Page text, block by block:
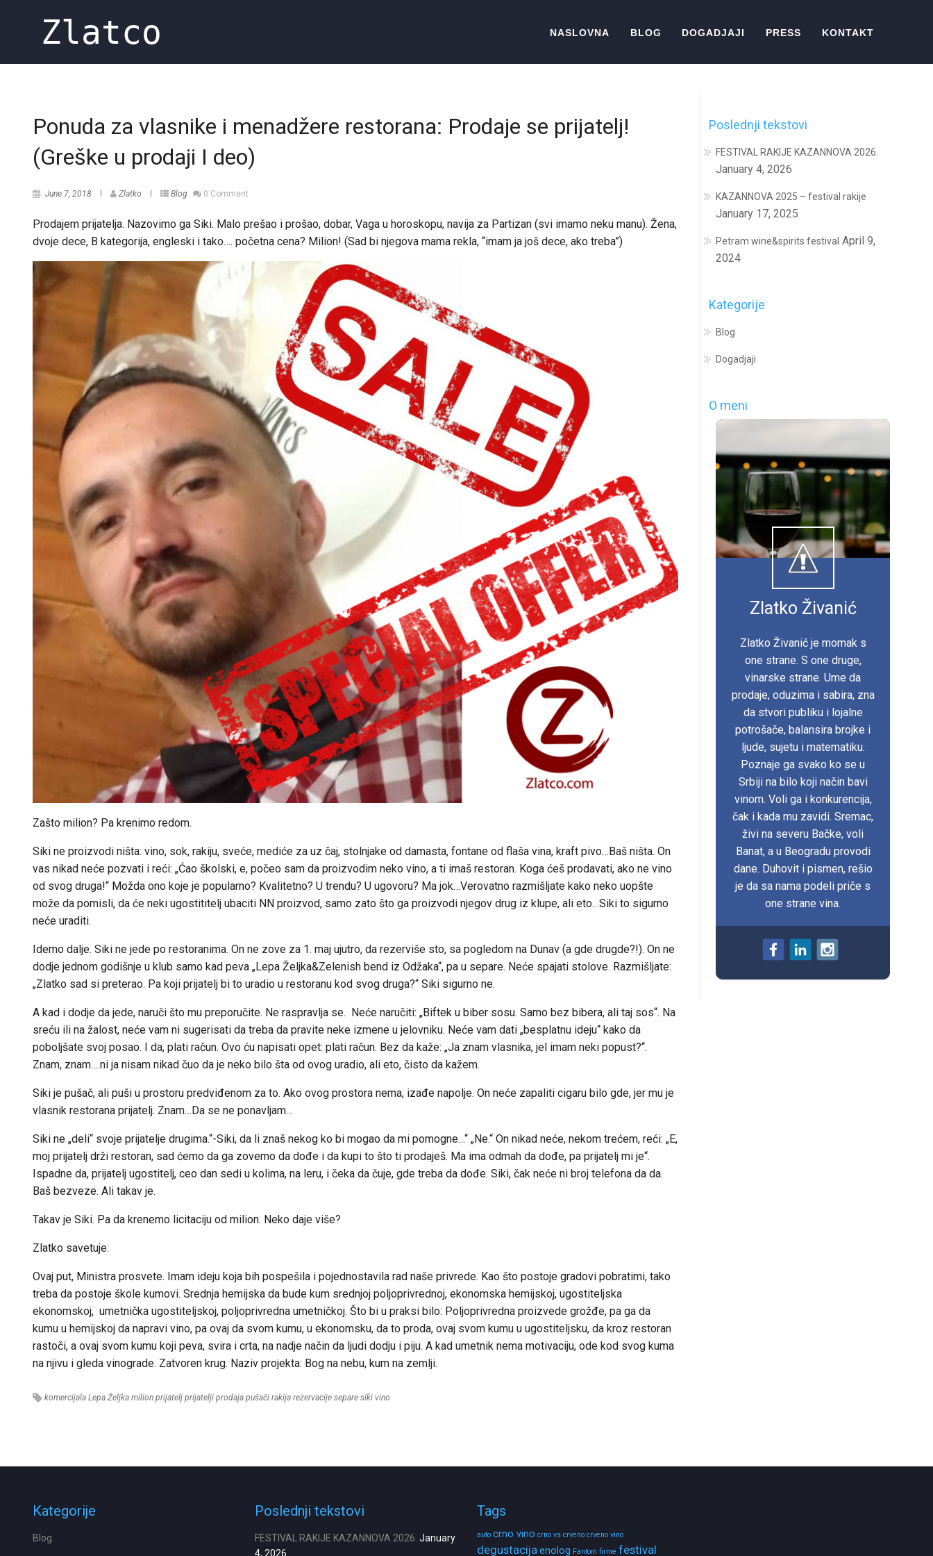
Zlatco NASLOVNA BLOG DOGADJAJI PRESS KONTAKT
Ponuda za vlasnike i menadžere restorana: Prodaje se prijatelj!
(Greške u prodaji I deo)
June 7, 2018 Zlatko Blog 0 Comment
Prodajem prijatelja. Nazovimo ga Siki. Malo prešao i prošao, dobar, Vaga u horoskopu, navija za Partizan (svi imamo neku manu). Žena,
dvoje dece, B kategorija, engleski i tako…. početna cena? Milion! (Sad bi njegova mama rekla, “imam ja još dece, ako treba”)
Zašto milion? Pa krenimo redom.
Siki ne proizvodi ništa: vino, sok, rakiju, sveće, mediće za uz čaj, stolnjake od damasta, fontane od flaša vina, kraft pivo…Baš ništa. On
vas nikad neće pozvati i reći: „Ćao školski, e, počeo sam da proizvodim neko vino, a ti imaš restoran. Koga ćeš prodavati, ako ne vino
od svog druga!“ Možda ono koje je popularno? Kvalitetno? U trendu? U ugovoru? Ma jok…Verovatno razmišljate kako neko uopšte
može da pomisli, da će neki ugostititelj ubaciti NN proizvod, samo zato što ga proizvodi njegov drug iz klupe, ali eto…Siki to sigurno
neće uraditi.
Idemo dalje. Siki ne jede po restoranima. On ne zove za 1. maj ujutro, da rezerviše sto, sa pogledom na Dunav (a gde drugde?!). On ne
dodje jednom godišnje u klub samo kad peva „Lepa Željka&Zelenish bend iz Odžaka“, pa u separe. Neće spajati stolove. Razmišljate:
„Zlatko sad si preterao. Pa koji prijatelj bi to uradio u restoranu kod svog druga?“ Siki sigurno ne.
A kad i dodje da jede, naruči što mu preporučite. Ne raspravlja se. Neće naručiti: „Biftek u biber sosu. Samo bez bibera, ali taj sos“. Na
sreću ili na žalost, neće vam ni sugerisati da treba da pravite neke izmene u jelovniku. Neće vam dati „besplatnu ideju“ kako da
poboljšate svoj posao. I da, plati račun. Ovo ću napisati opet: plati račun. Bez da kaže: „Ja znam vlasnika, jel imam neki popust?“.
Znam, znam….ni ja nisam nikad čuo da je neko bilo šta od ovog uradio, ali eto, čisto da kažem.
Siki je pušač, ali puši u prostoru predviđenom za to. Ako ovog prostora nema, izađe napolje. On neće zapaliti cigaru bilo gde, jer mu je
vlasnik restorana prijatelj. Znam…Da se ne ponavljam…
Siki ne „deli“ svoje prijatelje drugima.“-Siki, da li znaš nekog ko bi mogao da mi pomogne…“ „Ne.“ On nikad neće, nekom trećem, reći: „E,
moj prijatelj drži restoran, sad ćemo da ga zovemo da dođe i da kupi to što ti prodaješ. Ma ima odmah da dođe, pa prijatelj mi je“.
Ispadne da, prijatelj ugostitelj, ceo dan sedi u kolima, na leru, i čeka da čuje, gde treba da dođe. Siki, čak neće ni broj telefona da da.
Baš bezveze. Ali takav je.
Takav je Siki. Pa da krenemo licitaciju od milion. Neko daje više?
Zlatko savetuje:
Ovaj put, Ministra prosvete. Imam ideju koja bih pospešila i pojednostavila rad naše privrede. Kao što postoje gradovi pobratimi, tako
treba da postoje škole kumovi. Srednja hemijska da bude kum srednjoj poljoprivrednoj, ekonomska hemijskoj, ugostiteljska
ekonomskoj, umetnička ugostiteljskoj, poljoprivredna umetničkoj. Što bi u praksi bilo: Poljoprivredna proizvede grožđe, pa ga da
kumu u hemijskoj da napravi vino, pa ovaj da svom kumu, u ekonomsku, da to proda, ovaj svom kumu u ugostiteljsku, da kroz restoran
rastoči, a ovaj svom kumu koji peva, svira i crta, na nadje način da ljudi dodju i piju. A kad umetnik nema motivaciju, ode kod svog kuma
na njivu i gleda vinograde. Zatvoren krug. Naziv projekta: Bog na nebu, kum na zemlji.
komercijala Lepa Željka milion prijatelj prijatelji prodaja pušači rakija rezervacije separe siki vino
Poslednji tekstovi
FESTIVAL RAKIJE KAZANNOVA 2026.
January 4, 2026
KAZANNOVA 2025 – festival rakije
January 17, 2025
Petram wine&spirits festival April 9,
2024
Kategorije
Blog
Dogadjaji
O meni
Zlatko Živanić
Zlatko Živanić je momak s
one strane. S one druge,
vinarske strane. Ume da
prodaje, oduzima i sabira, zna
da stvori publiku i lojalne
potrošače, balansira brojke i
ljude, sujetu i matematiku.
Poznaje ga svako ko se u
Srbiji na bilo koji način bavi
vinom. Voli ga i konkurencija,
čak i kada mu zavidi. Sremac,
živi na severu Bačke, voli
Banat, a u Beogradu provodi
dane. Duhovit i pismen, rešio
je da sa nama podeli priče s
one strane vina.
Kategorije
Blog
Poslednji tekstovi
FESTIVAL RAKIJE KAZANNOVA 2026. January
4, 2026
Tags
auto crno vino crno vs crveno crveno vino
degustacijaenolog Fantom firme festival